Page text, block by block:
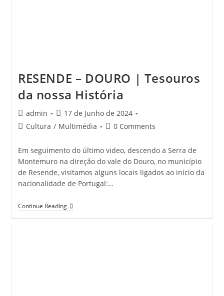
RESENDE – DOURO | Tesouros
da nossa História
Post
author:
admin
Post
published:
17 de Junho de 2024
PostCultura / Multimédia
Post0 Comments
Em seguimento do último video, descendo a Serra de
Montemuro na direção do vale do Douro, no município
de Resende, visitamos alguns locais ligados ao início da
nacionalidade de Portugal:…
Continue ReadingRESENDE
–